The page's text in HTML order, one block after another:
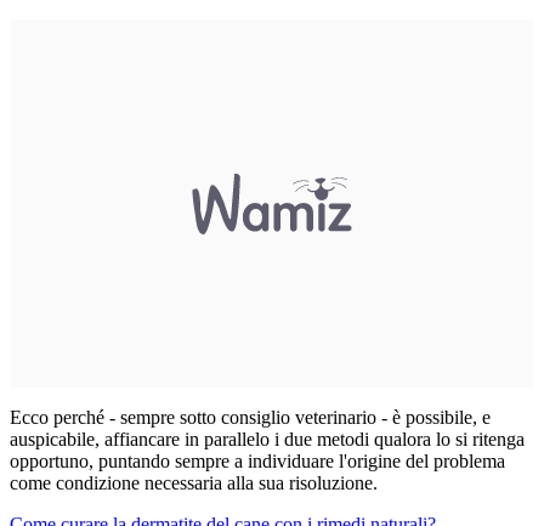
Ecco perché - sempre sotto consiglio veterinario - è possibile, e
auspicabile, affiancare in parallelo i due metodi qualora lo si ritenga
opportuno, puntando sempre a individuare l'origine del problema
come condizione necessaria alla sua risoluzione.